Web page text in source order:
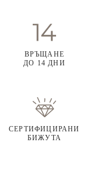
ВРЪЩАНЕ
ДО 14 ДНИ
СЕРТИФИЦИРАНИ
БИЖУТА